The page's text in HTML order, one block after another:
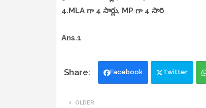
4.MLA గా 4 సార్లు, MP గా 4 సారి
Ans.1
Facebook Twitter
OLDER